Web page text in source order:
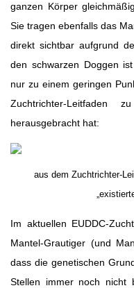
ganzen Körper
Sie tragen ebenfalls das
direkt sichtbar aufgrund
den schwarzen Doggen
nur zu einem geringen
Zuchtrichter-
herausgebracht hat:
aus dem Zuchtrichter-
Im aktuellen EUDDC-
Mantel-Grautiger (und
dass die genetischen
Stellen immer noch nicht